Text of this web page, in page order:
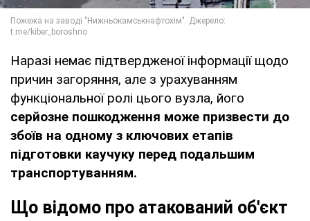
Наразі немає підтвердженої інформації щодо
причин загоряння, але з урахуванням
функціональної ролі цього вузла, його
серйозне пошкодження може призвести до
збоїв на одному з ключових етапів
підготовки каучуку перед подальшим
транспортуванням.
Що відомо про атакований об'єкт